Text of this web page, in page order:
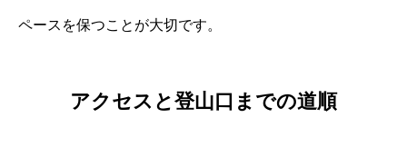
ペースを保つことが大切です。
アクセスと登山口までの道順